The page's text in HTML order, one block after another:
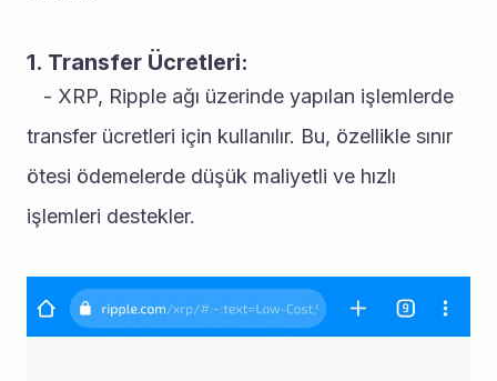
1. Transfer Ücretleri:
transfer ücretleri için kullanılır. Bu, özellikle sınır
ötesi ödemelerde düşük maliyetli ve hızlı
işlemleri destekler.